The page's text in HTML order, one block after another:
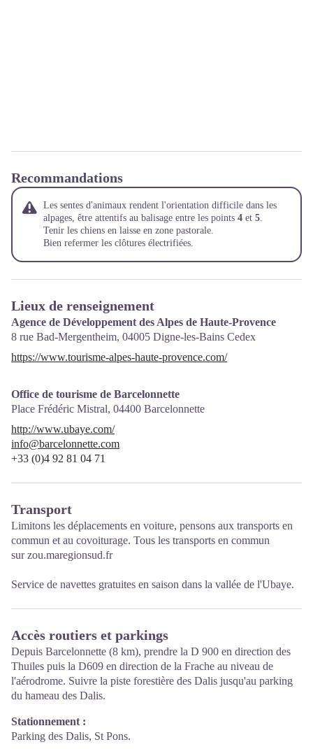
Recommandations
Les sentes d'animaux rendent l'orientation difficile dans les
alpages, être attentifs au balisage entre les points 4 et 5
Tenir les chiens en laisse en zone pastorale.
Bien refermer les clôtures électrifiées.
Lieux de renseignement
Agence de Développement des Alpes de Haute-Provence
8 rue Bad-Mergentheim, 04005 Digne-les-Bains Cedex
https://www.tourisme-alpes-haute-provence.com/
Office de tourisme de Barcelonnette
Place Frédéric Mistral, 04400 Barcelonnette
http://www.ubaye.com/
info@barcelonnette.com
+33 (0)4 92 81 04 71
Transport
Limitons les déplacements en voiture, pensons aux transports en
commun et au covoiturage. Tous les transports en commun
surzou.maregionsud.fr
Service de navettes gratuites en saison dans la vallée de l'Ubaye.
Accès routiers et parkings
Depuis Barcelonnette (8 km), prendre la D 900 en direction des
Thuiles puis la D609 en direction de la Frache au niveau de
l'aérodrome. Suivre la piste forestière des Dalis jusqu'au parking
du hameau des Dalis.
Stationnement :
Parking des Dalis, St Pons.